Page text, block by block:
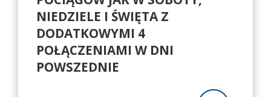
NIEDZIELE I ŚWIĘTA Z
DODATKOWYMI 4
POŁĄCZENIAMI W DNI
POWSZEDNIE